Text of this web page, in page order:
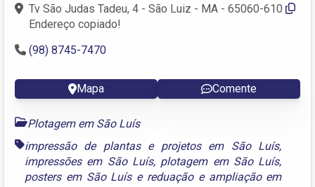
Tv São Judas Tadeu, 4 - São Luiz - MA - 65060-610
Endereço copiado!
(98) 8745-7470
Mapa Comente
Plotagem em São Luís
impressão de plantas e projetos em São Luís,
impressões em São Luís, plotagem em São Luís,
posters em São Luíse reduação e ampliação em